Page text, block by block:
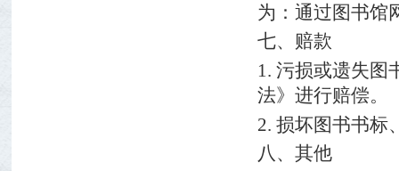
为：通过图书馆
七、赔款
1. 污损或遗失图
法》进行赔偿。
2. 损坏图书书标
八、其他